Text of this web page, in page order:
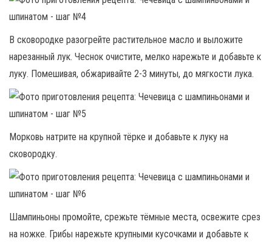
В сковородке разогрейте растительное масло и выложите
нарезанный лук. Чеснок очистите, мелко нарежьте и добавьте к
луку. Помешивая, обжаривайте 2-3 минуты, до мягкости лука.
Морковь натрите на крупной тёрке и добавьте к луку на
сковородку.
Шампиньоны промойте, срежьте тёмные места, освежите срез
на ножке. Грибы нарежьте крупными кусочками и добавьте к